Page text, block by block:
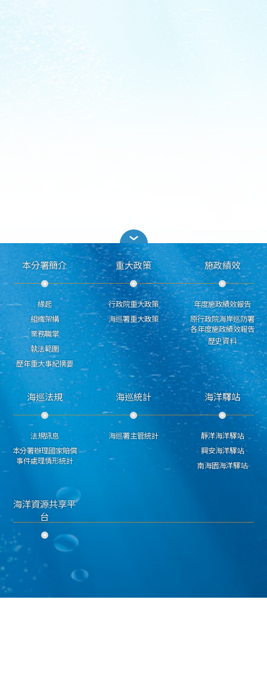
本分署簡介
緣起
組織架構
業務職掌
執法範圍
歷年重大事紀摘要
重大政策
行政院重大政策
海巡署重大政策
施政績效
年度施政績效報告
原行政院海岸巡防署
各年度施政績效報告
歷史資料
海巡法規
法規訊息
本分署辦理國家賠償
事件處理情形統計
海巡統計
海巡署主管統計
海洋驛站
靜洋海洋驛站
興安海洋驛站
南海園海洋驛站
海洋資源共享平
台